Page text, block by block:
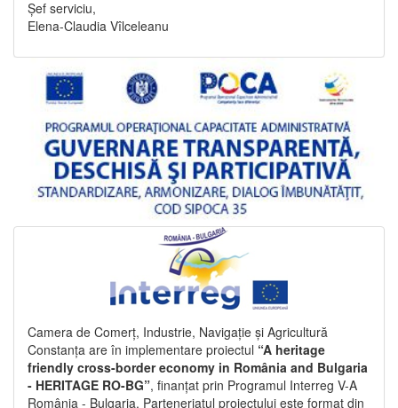
Șef serviciu,
Elena-Claudia Vîlceleanu
Camera de Comerț, Industrie, Navigație și Agricultură
Constanța are în implementare proiectul “A heritage
friendly cross-border economy in România and Bulgaria
- HERITAGE RO-BG”, finanțat prin Programul Interreg V-A
România - Bulgaria. Parteneriatul proiectului este format din